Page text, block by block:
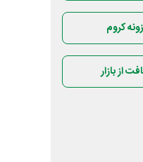
کروم
از بازار